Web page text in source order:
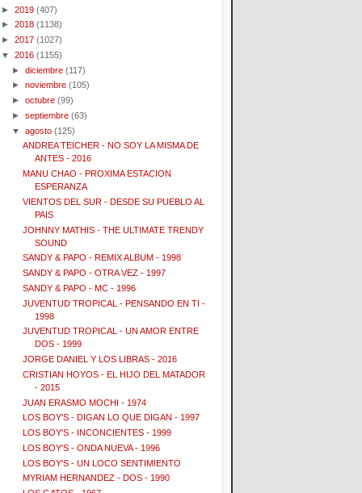
► 2019 (407)
► 2018 (1138)
► 2017 (1027)
▼ 2016 (1155)
►diciembre (117)
►noviembre (105)
►octubre (99)
►septiembre (63)
▼agosto (125)
ANDREA TEICHER - NO SOY LA MISMA DE
ANTES - 2016
MANU CHAO - PROXIMA ESTACION
ESPERANZA
VIENTOS DEL SUR - DESDE SU PUEBLO AL
PAIS
JOHNNY MATHIS - THE ULTIMATE TRENDY
SOUND
SANDY & PAPO - REMIX ALBUM - 1998
SANDY & PAPO - OTRA VEZ - 1997
SANDY & PAPO - MC - 1996
JUVENTUD TROPICAL - PENSANDO EN TI -
1998
JUVENTUD TROPICAL - UN AMOR ENTRE
DOS - 1999
JORGE DANIEL Y LOS LIBRAS - 2016
CRISTIAN HOYOS - EL HIJO DEL MATADOR
- 2015
JUAN ERASMO MOCHI - 1974
LOS BOY'S - DIGAN LO QUE DIGAN - 1997
LOS BOY'S - INCONCIENTES - 1999
LOS BOY'S - ONDA NUEVA - 1996
LOS BOY'S - UN LOCO SENTIMIENTO
MYRIAM HERNANDEZ - DOS - 1990